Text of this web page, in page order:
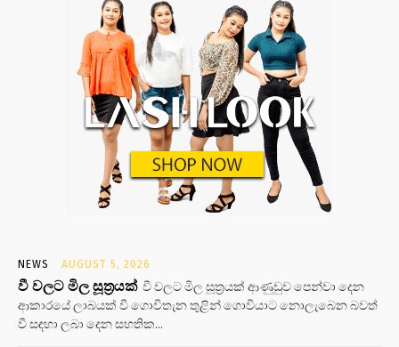
NEWS AUGUST 5, 2026
වී වලට මිල සූත්‍රයක් වී වලට මිල සූත්‍රයක් ආණුඩුව පෙන්වා දෙන
ආකාරයේ ලාබයක් වී ගොවිතැන තුළින් ගොවියාට නොලැබෙන බවත්
වී සඳහා ලබා දෙන සහතික...